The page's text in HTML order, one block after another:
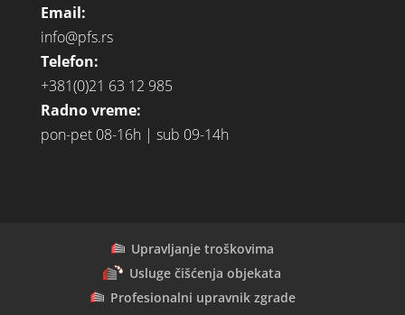
Email:
info@pfs.rs
Telefon:
+381(0)21 63 12 985
Radno vreme:
pon-pet 08-16h | sub 09-14h
Upravljanje troškovima
Usluge čišćenja objekata
Profesionalni upravnik zgrade